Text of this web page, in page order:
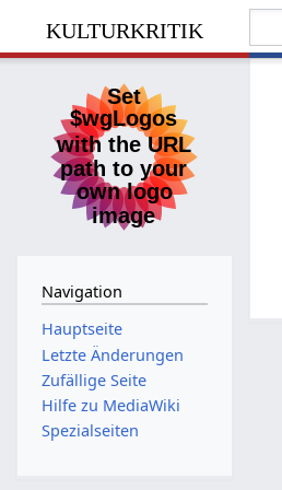
kulturkritik
Navigation
Hauptseite
Letzte Änderungen
Zufällige Seite
Hilfe zu MediaWiki
Spezialseiten